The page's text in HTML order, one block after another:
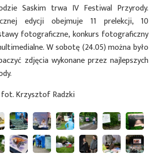
Saskim trwa IV Festiwal Przyrody.
edycji obejmuje 11 prelekcji, 10
fotograficzne, konkurs fotograficzny
W sobotę (24.05) można było
zdjęcia wykonane przez najlepszych
fot. Krzysztof Radzki